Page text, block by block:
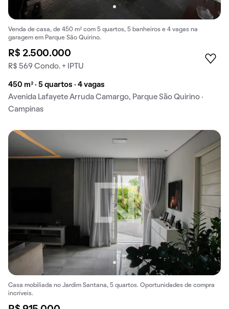
Venda de casa, de 450 m² com 5 quartos, 5 banheiros e 4 vagas na
garagem em Parque São Quirino.
R$ 2.500.000
R$ 569 Condo. + IPTU
450 m² · 5 quartos · 4 vagas
Avenida Lafayete Arruda Camargo, Parque São Quirino ·
Campinas
Casa mobiliada no Jardim Santana, 5 quartos. Oportunidades de compra
incríveis.